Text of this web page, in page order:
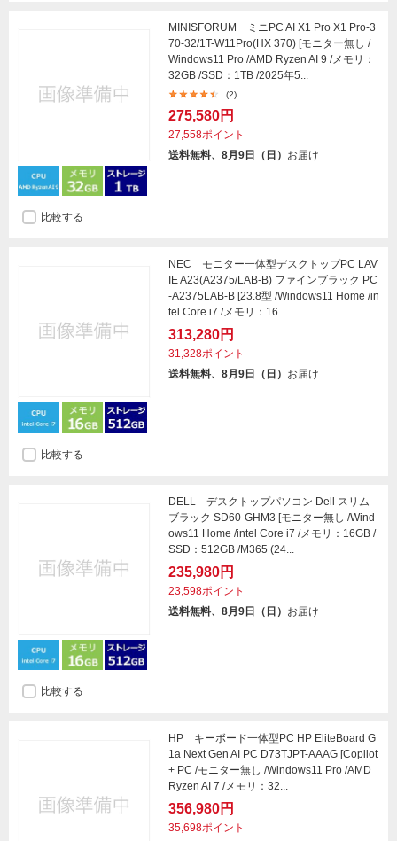
MINISFORUM ミニPC AI X1 Pro X1 Pro-3
70-32/1T-W11Pro(HX 370) [モニター無し /
Windows11 Pro /AMD Ryzen AI 9 /メモリ：
32GB /SSD：1TB /2025年5...
(2)
275,580円
27,558ポイント
送料無料、8月9日（日） お届け
比較する
NEC モニター一体型デスクトップPC LAV
IE A23(A2375/LAB-B) ファインブラック PC
-A2375LAB-B [23.8型 /Windows11 Home /in
tel Core i7 /メモリ：16...
313,280円
31,328ポイント
送料無料、8月9日（日） お届け
比較する
DELL デスクトップパソコン Dell スリム
ブラック SD60-GHM3 [モニター無し /Wind
ows11 Home /intel Core i7 /メモリ：16GB /
SSD：512GB /M365 (24...
235,980円
23,598ポイント
送料無料、8月9日（日） お届け
比較する
HP キーボード一体型PC HP EliteBoard G
1a Next Gen AI PC D73TJPT-AAAG [Copilot
+ PC /モニター無し /Windows11 Pro /AMD
Ryzen AI 7 /メモリ：32...
356,980円
35,698ポイント